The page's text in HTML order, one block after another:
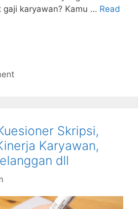
gaji karyawan? Kamu … Read
Skripsi,
Karyawan,
dll